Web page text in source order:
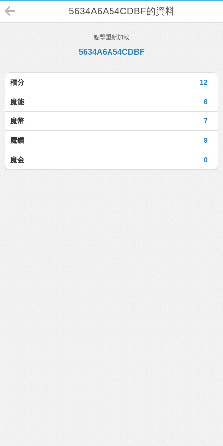
5634A6A54CDBF的資料
點擊重新加載
5634A6A54CDBF
12
積分
6
魔能
7
魔幣
9
魔鑽
0
魔金